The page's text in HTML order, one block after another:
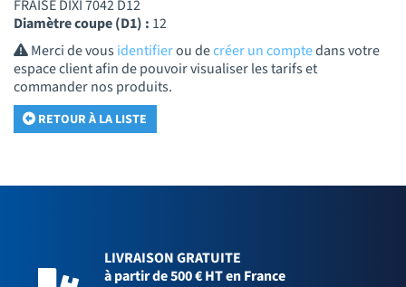
FRAISE DIXI 7042 D12
Diamètre coupe (D1) : 12
Merci de vousidentifierou decréer un comptedans votre
espace client afin de pouvoir visualiser les tarifs et
commander nos produits.
RETOUR À LA LISTE
LIVRAISON GRATUITE
à partir de 500 € HT en France